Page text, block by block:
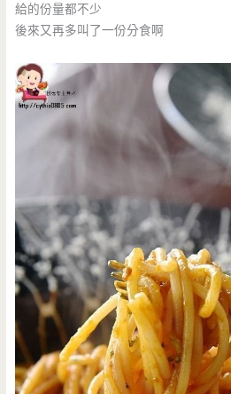
給的份量都不少
後來又再多叫了一份分食啊